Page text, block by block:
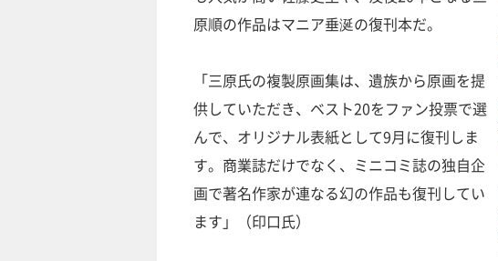
原順の作品はマニア垂涎の復刊本だ。
「三原氏の複製原画集は、遺族から原画を提
供していただき、ベスト20をファン投票で選
んで、オリジナル表紙として9月に復刊しま
す。商業誌だけでなく、ミニコミ誌の独自企
画で著名作家が連なる幻の作品も復刊してい
ます」（印口氏）